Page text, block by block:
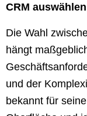
CRM auswählen
Die Wahl
hängt
und der
bekannt für